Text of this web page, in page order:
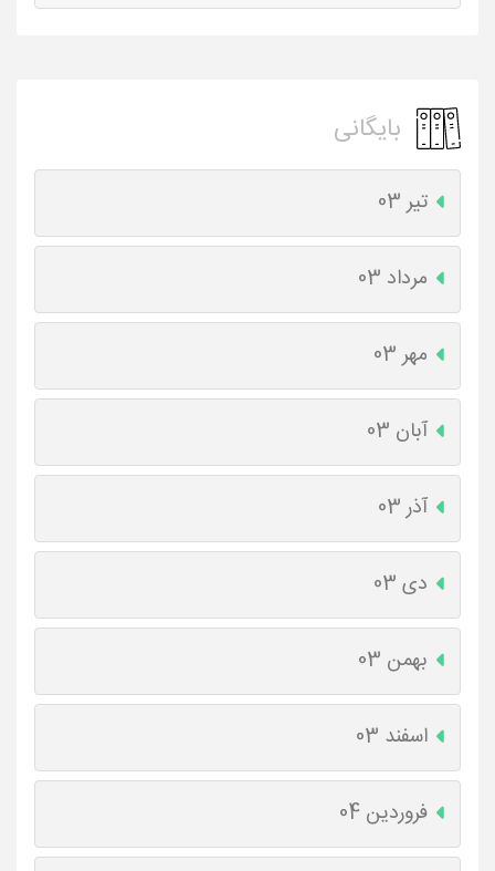
بایگانی
تیر 03
مرداد 03
مهر 03
آبان 03
آذر 03
دی 03
بهمن 03
اسفند 03
فروردین 04